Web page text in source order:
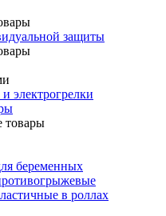
защиты
электрогрелки
товары
беременных
в роллах